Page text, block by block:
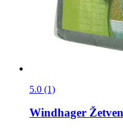
5.0 (1)
Windhager